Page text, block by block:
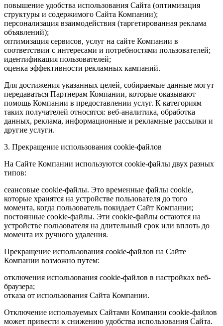
повышение удобства использования Сайта (оптимизация
структуры и содержимого Сайта Компании);
персонализация взаимодействия (таргетированная реклама
объявлений);
оптимизация сервисов, услуг на сайте Компании в
соответствии с интересами и потребностями пользователей;
идентификация пользователей;
оценка эффективности рекламных кампаний.
Для достижения указанных целей, собираемые данные могут
передаваться Партнерам Компании, которые оказывают
помощь Компании в предоставлении услуг. К категориям
таких получателей относятся: веб-аналитика, обработка
данных, реклама, информационные и рекламные рассылки и
другие услуги.
3. Прекращение использования cookie-файлов
На Сайте Компании используются cookie-файлы двух разных
типов:
сеансовые cookie-файлы. Это временные файлы cookie,
которые хранятся на устройстве пользователя до того
момента, когда пользователь покидает Сайт Компании;
постоянные cookie-файлы. Эти cookie-файлы остаются на
устройстве пользователя на длительный срок или вплоть до
момента их ручного удаления.
Прекращение использования cookie-файлов на Сайте
Компании возможно путем:
отключения использования cookie-файлов в настройках веб-
браузера;
отказа от использования Сайта Компании.
Отключение используемых Сайтами Компании cookie-файлов
может привести к снижению удобства использования Сайта.